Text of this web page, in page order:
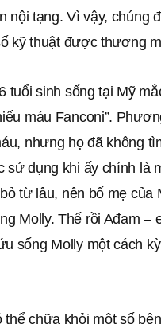
nội tạng. Vì vậy, chúng
kỹ thuật được thương
tuổi sinh sống tại Mỹ
máu Fanconi”.
nhưng họ đã không
dụng khi ấy chính là
từ lâu, nên bố mẹ của
Molly. Thế rồi Ađam –
sống Molly một cách
chữa khỏi một số